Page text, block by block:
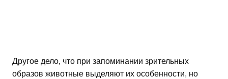
Другое дело, что при запоминании зрительных
образов животные выделяют их особенности, но